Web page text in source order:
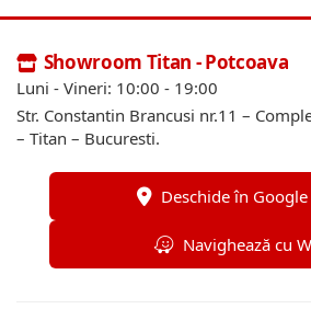
Showroom Titan - Potcoava
Luni - Vineri: 10:00 - 19:00
Str. Constantin Brancusi nr.11 –
– Titan – Bucuresti.
Deschide în
Navighează cu